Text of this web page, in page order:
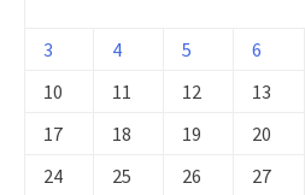
3
4 5 6
10
11 12 13
17
18 19 20
24
25 26 27